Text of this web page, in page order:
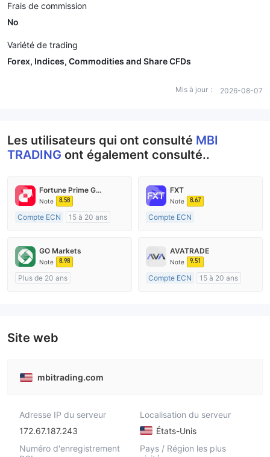
Frais de commission
No
Variété de trading
Forex, Indices, Commodities and Share CFDs
Mis à jour： 2026-08-07
Les utilisateurs qui ont consulté MBI
TRADING ont également consulté..
Fortune Prime Global
Note 8.58
Compte ECN
15 à 20 ans
Market Making (MM)
Etiquette principale MT4
FXT
Note 8.67
Compte ECN
Market Making (MM)
Etiquette principale MT4
GO Markets
Note 8.98
Plus de 20 ans
AVATRADE
Note 9.51
Compte ECN
15 à 20 ans
Site web
mbitrading.com
Adresse IP du serveur
172.67.187.243
Localisation du serveur
États-Unis
Numéro d'enregistrement
Pays / Région les plus